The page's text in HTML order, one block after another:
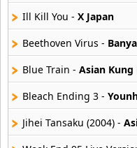
15 músicas online
Lmc
30 músicas online
Maximun The
50 músicas online
Ill Kill You - X Japan
Beethoven Virus - Banya
Blue Train - Asian Kung
Bleach Ending 3 -
Jihei Tansaku (2004) -